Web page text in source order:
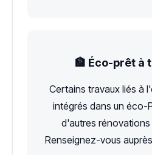
🏦 Éco-prêt à
Certains travaux liés à
intégrés dans un éco-
d'autres
Renseignez-vous